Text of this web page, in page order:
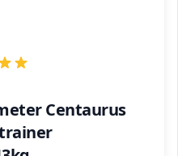
Centaurus